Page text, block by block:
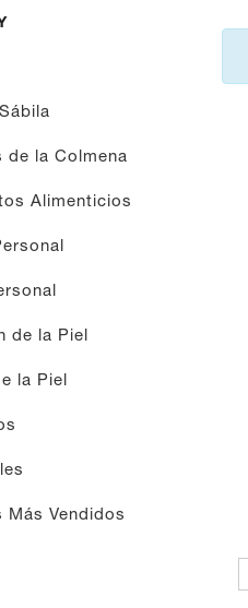
de la Colmena
Alimenticios
de la Piel
la Piel
Más Vendidos